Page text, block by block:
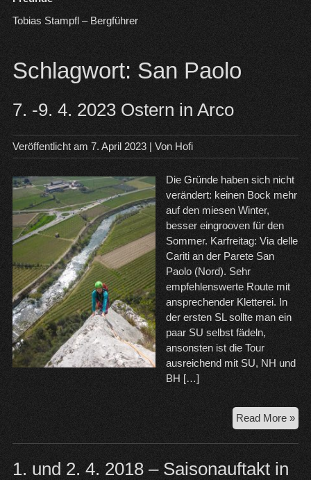
Tobias Stampfl – Bergführer
Schlagwort: San Paolo
7. -9. 4. 2023 Ostern in Arco
Veröffentlicht am 7. April 2023| Von Hofi
Die Gründe haben sich nicht
verändert: keinen Bock mehr
auf den miesen Winter,
besser eingrooven für den
Sommer. Karfreitag: Via delle
Cariti an der Parete San
Paolo (Nord). Sehr
empfehlenswerte Route mit
ansprechender Kletterei. In
der ersten SL sollte man ein
paar SU selbst fädeln,
ansonsten ist die Tour
ausreichend mit SU, NH und
BH […]
Read More »7.
-9.
4.
1. und 2. 4. 2018 – Saisonauftakt in